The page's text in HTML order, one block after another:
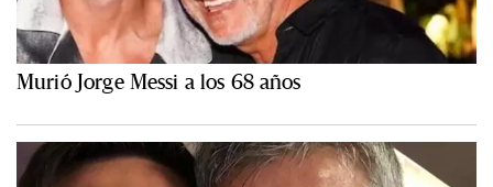
Murió Jorge Messi a los 68 años